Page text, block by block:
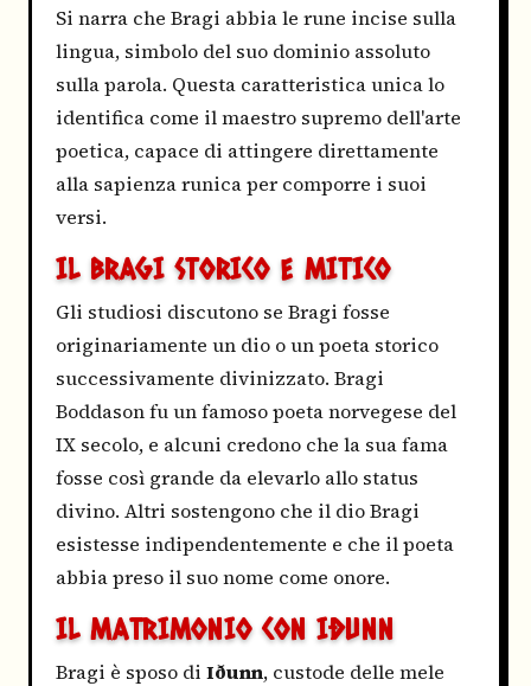
Si narra che Bragi abbia le rune incise sulla
lingua, simbolo del suo dominio assoluto
sulla parola. Questa caratteristica unica lo
identifica come il maestro supremo dell'arte
poetica, capace di attingere direttamente
alla sapienza runica per comporre i suoi
versi.
IL BRAGI STORICO E MITICO
Gli studiosi discutono se Bragi fosse
originariamente un dio o un poeta storico
successivamente divinizzato. Bragi
Boddason fu un famoso poeta norvegese del
IX secolo, e alcuni credono che la sua fama
fosse così grande da elevarlo allo status
divino. Altri sostengono che il dio Bragi
esistesse indipendentemente e che il poeta
abbia preso il suo nome come onore.
IL MATRIMONIO CON IÐUNN
Bragi è sposo di Iðunn, custode delle mele